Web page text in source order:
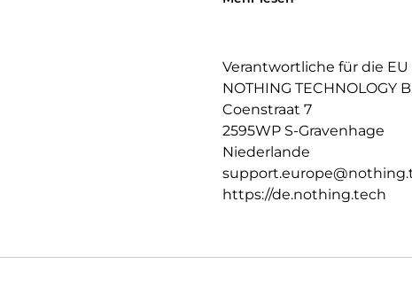
Verantwortliche für die EU
NOTHING TECHNOLOGY
Coenstraat 7
2595WP S-Gravenhage
Niederlande
https://de.nothing.tech